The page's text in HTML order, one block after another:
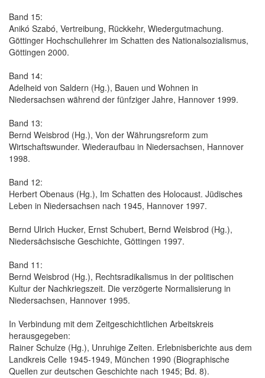
Band 15:
Anikó Szabó, Vertreibung, Rückkehr, Wiedergutmachung.
Göttinger Hochschullehrer im Schatten des Nationalsozialismus,
Göttingen 2000.
Band 14:
Adelheid von Saldern (Hg.), Bauen und Wohnen in
Niedersachsen während der fünfziger Jahre, Hannover 1999.
Band 13:
Bernd Weisbrod (Hg.), Von der Währungsreform zum
Wirtschaftswunder. Wiederaufbau in Niedersachsen, Hannover
1998.
Band 12:
Herbert Obenaus (Hg.), Im Schatten des Holocaust. Jüdisches
Leben in Niedersachsen nach 1945, Hannover 1997.
Bernd Ulrich Hucker, Ernst Schubert, Bernd Weisbrod (Hg.),
Niedersächsische Geschichte, Göttingen 1997.
Band 11:
Bernd Weisbrod (Hg.), Rechtsradikalismus in der politischen
Kultur der Nachkriegszeit. Die verzögerte Normalisierung in
Niedersachsen, Hannover 1995.
In Verbindung mit dem Zeitgeschichtlichen Arbeitskreis
herausgegeben:
Rainer Schulze (Hg.), Unruhige Zeiten. Erlebnisberichte aus dem
Landkreis Celle 1945-1949, München 1990 (Biographische
Quellen zur deutschen Geschichte nach 1945; Bd. 8).